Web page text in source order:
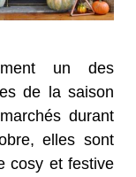
un des
de la saison
durant
elles sont
cosy et festive